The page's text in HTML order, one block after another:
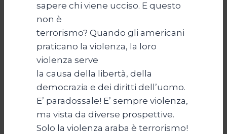
sapere chi viene ucciso. E questo
non è
terrorismo? Quando gli americani
praticano la violenza, la loro
violenza serve
la causa della libertà, della
democrazia e dei diritti dell’uomo.
E’ paradossale! E’ sempre violenza,
ma vista da diverse prospettive.
Solo la violenza araba è terrorismo!